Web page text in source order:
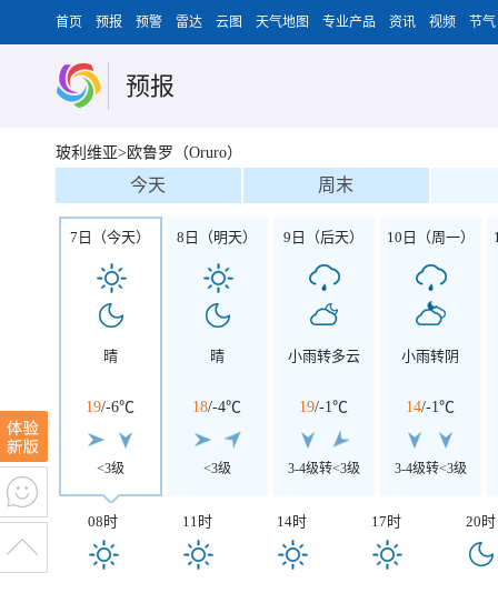
首页 预报 预警 雷达 云图 天气地图 专业产品 资讯 视频 节气
预报
玻利维亚>欧鲁罗（Oruro）
今天 周末
7日（今天）
晴
19/-6℃
<3级
8日（明天）
晴
18/-4℃
<3级
9日（后天）
小雨转多云
19/-1℃
3-4级转<3级
10日（周一）
小雨转阴
14/-1℃
3-4级转<3级
08时 11时 14时 17时 20时